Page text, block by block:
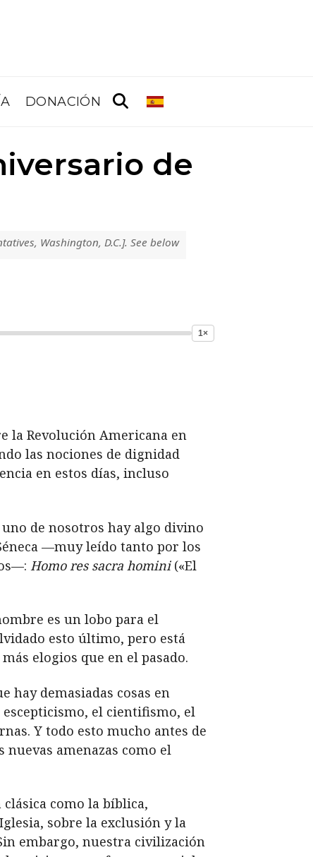
DONACIÓN
de
Washington, D.C.]. See below
1×
la Revolución Americana en
las nociones de dignidad
en estos días, incluso
de nosotros hay algo divino
—muy leído tanto por los
Homo res sacra homini(«El
es un lobo para el
esto último, pero está
elogios que en el pasado.
hay demasiadas cosas en
el cientifismo, el
Y todo esto mucho antes de
amenazas como el
como la bíblica,
sobre la exclusión y la
embargo, nuestra civilización